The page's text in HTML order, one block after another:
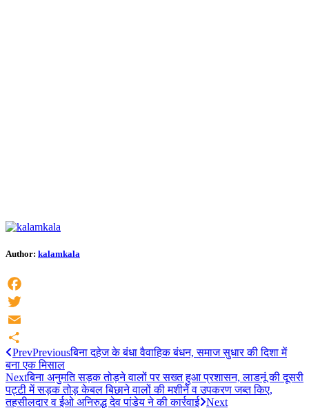
Author: kalamkala
Facebook
Twitter
Email
Share
PrevPreviousबिना दहेज के बंधा वैवाहिक बंधन, समाज सुधार की दिशा में
बना एक मिसाल
Nextबिना अनुमति सड़क तोड़ने वालों पर सख्त हुआ प्रशासन, लाडनूं की दूसरी
पट्टी में सड़क तोड़ केबल बिछाने वालों की मशीनें व उपकरण जब्त किए,
तहसीलदार व ईओ अनिरुद्ध देव पांडेय ने की कार्रवाई Next